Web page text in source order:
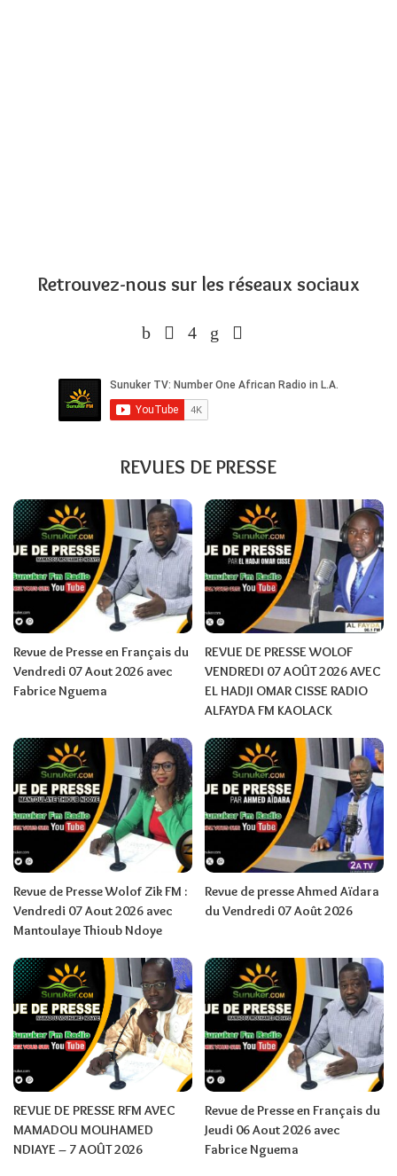
Retrouvez-nous sur les réseaux sociaux
REVUES DE PRESSE
Revue de Presse en Français du
Vendredi 07 Aout 2026 avec
Fabrice Nguema
REVUE DE PRESSE WOLOF
VENDREDI 07 AOÛT 2026 AVEC
EL HADJI OMAR CISSE RADIO
ALFAYDA FM KAOLACK
Revue de Presse Wolof Zik FM :
Vendredi 07 Aout 2026 avec
Mantoulaye Thioub Ndoye
Revue de presse Ahmed Aïdara
du Vendredi 07 Août 2026
REVUE DE PRESSE RFM AVEC
MAMADOU MOUHAMED
NDIAYE – 7 AOÛT 2026
Revue de Presse en Français du
Jeudi 06 Aout 2026 avec
Fabrice Nguema